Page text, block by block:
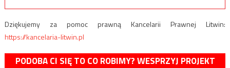
Dziękujemy za pomoc prawną Kancelarii Prawnej Litwin:
https://kancelaria-litwin.pl
PODOBA CI SIĘ TO CO ROBIMY? WESPRZYJ PROJEKT